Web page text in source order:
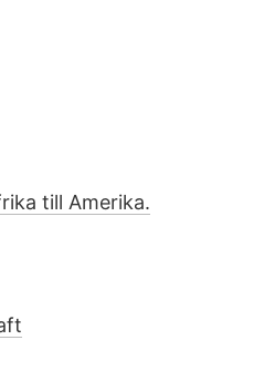
till Amerika.